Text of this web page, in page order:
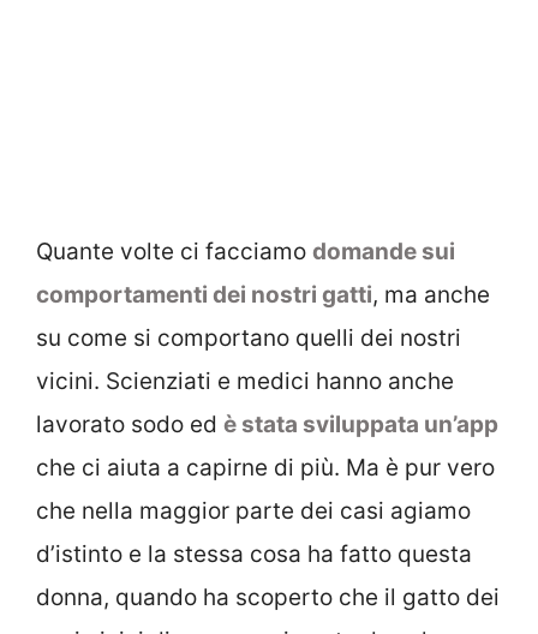
Quante volte ci facciamo domande sui
comportamenti dei nostri gatti, ma anche
su come si comportano quelli dei nostri
vicini. Scienziati e medici hanno anche
lavorato sodo ed è stata sviluppata un’app
che ci aiuta a capirne di più. Ma è pur vero
che nella maggior parte dei casi agiamo
d’istinto e la stessa cosa ha fatto questa
donna, quando ha scoperto che il gatto dei